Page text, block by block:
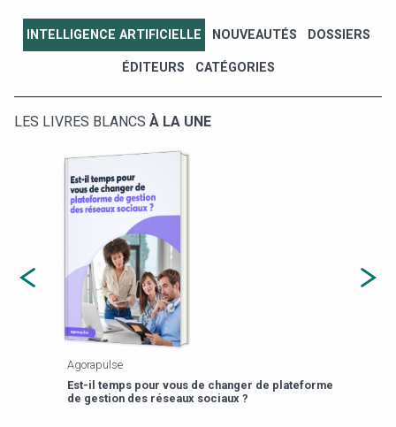
INTELLIGENCE ARTIFICIELLE NOUVEAUTÉS DOSSIERS
ÉDITEURS CATÉGORIES
LES LIVRES BLANCS À LA UNE
Agorapulse
Est-il temps pour vous de changer de plateforme
de gestion des réseaux sociaux ?